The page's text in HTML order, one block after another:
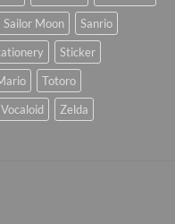
Sailor Moon
Sanrio
Sticker
Totoro
Vocaloid Zelda